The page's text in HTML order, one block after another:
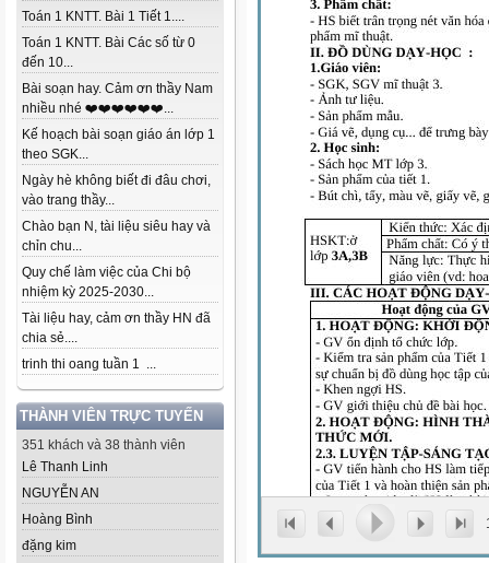
Toán 1 KNTT. Bài 1 Tiết 1....
Toán 1 KNTT. Bài Các số từ 0
đến 10...
Bài soạn hay. Cảm ơn thầy Nam
nhiều nhé ❤️❤️❤️❤️❤️❤️...
Kế hoạch bài soạn giáo án lớp 1
theo SGK...
Ngày hè không biết đi đâu chơi,
vào trang thầy...
Chào bạn N, tài liệu siêu hay và
chỉn chu...
Quy chế làm việc của Chi bộ
nhiệm kỳ 2025-2030...
Tài liệu hay, cảm ơn thầy HN đã
chia sẻ....
trinh thi oang tuần 1 ...
THÀNH VIÊN TRỰC TUYẾN
351 khách và 38 thành viên
Lê Thanh Linh
NGUYỄN AN
Hoàng Bình
đặng kim